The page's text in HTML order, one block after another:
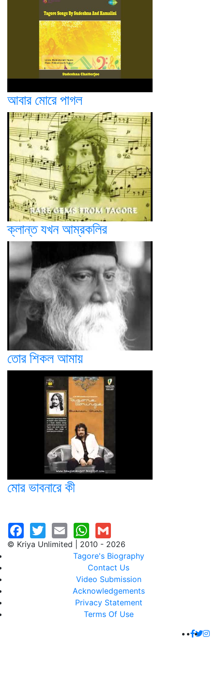
আবার মোরে পাগল
ক্লান্ত যখন আম্রকলির
তোর শিকল আমায়
মোর ভাবনারে কী
© Kriya Unlimited | 2010 - 2026
Tagore's Biography
Contact Us
Video Submission
Acknowledgements
Privacy Statement
Terms Of Use